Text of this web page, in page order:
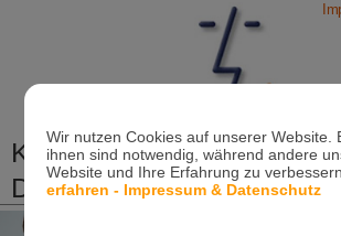
Wir nutzen Cookies auf unserer Website.
ihnen sind notwendig, während andere
Website und Ihre Erfahrung zu
erfahren - Impressum & Datenschutz
Kieferorthopädische
Dr. Konik & Kollegen
Zahn- und Kieferregulierungen für